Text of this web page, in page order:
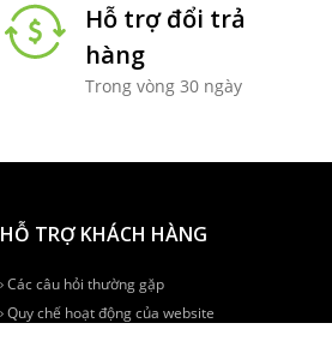
Hỗ trợ đổi trả
hàng
Trong vòng 30 ngày
HỖ TRỢ KHÁCH HÀNG
Các câu hỏi thường gặp
Quy chế hoạt động của website